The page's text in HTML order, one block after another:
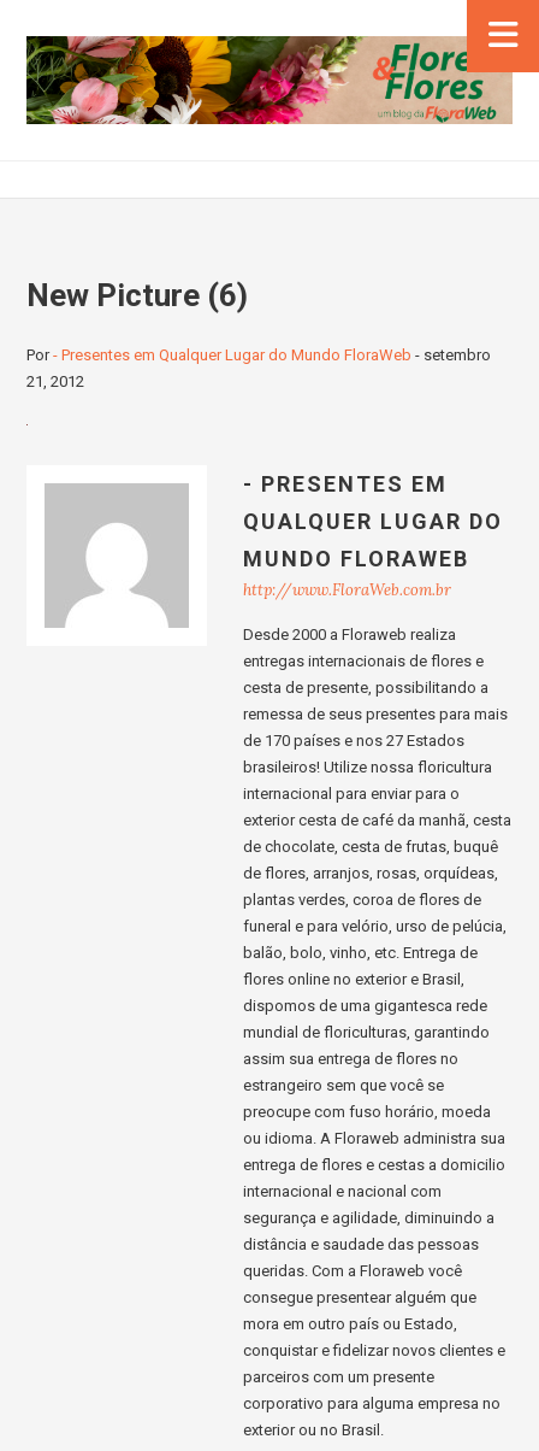
New Picture (6)
Por- Presentes em Qualquer Lugar do Mundo FloraWeb - setembro
21, 2012
- PRESENTES EM
QUALQUER LUGAR DO
MUNDO FLORAWEB
http://www.FloraWeb.com.br
Desde 2000 a Floraweb realiza
entregas internacionais de flores e
cesta de presente, possibilitando a
remessa de seus presentes para mais
de 170 países e nos 27 Estados
brasileiros! Utilize nossa floricultura
internacional para enviar para o
exterior cesta de café da manhã, cesta
de chocolate, cesta de frutas, buquê
de flores, arranjos, rosas, orquídeas,
plantas verdes, coroa de flores de
funeral e para velório, urso de pelúcia,
balão, bolo, vinho, etc. Entrega de
flores online no exterior e Brasil,
dispomos de uma gigantesca rede
mundial de floriculturas, garantindo
assim sua entrega de flores no
estrangeiro sem que você se
preocupe com fuso horário, moeda
ou idioma. A Floraweb administra sua
entrega de flores e cestas a domicilio
internacional e nacional com
segurança e agilidade, diminuindo a
distância e saudade das pessoas
queridas. Com a Floraweb você
consegue presentear alguém que
mora em outro país ou Estado,
conquistar e fidelizar novos clientes e
parceiros com um presente
corporativo para alguma empresa no
exterior ou no Brasil.